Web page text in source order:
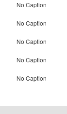
No Caption
No Caption
No Caption
No Caption
No Caption